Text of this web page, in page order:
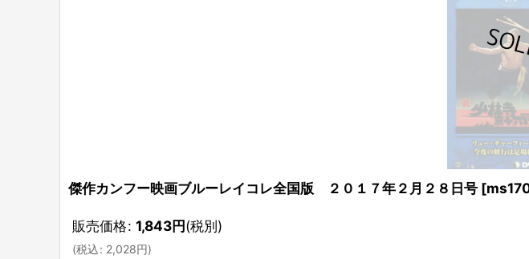
傑作カンフー映画ブルーレイコレ全国版 ２０１７年２月２８日号 [
販売価格: 1,843円(税別)
(税込: 2,028円)